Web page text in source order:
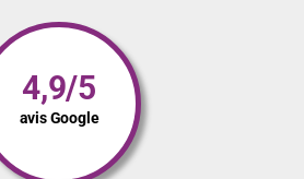
4,9/5
avis Google